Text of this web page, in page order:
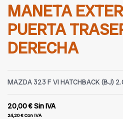
MANETA
PUERTA
DERECHA
MAZDA 323 F VI HATCHBACK (BJ)
20,00 €Sin IVA
24,20 €Con IVA